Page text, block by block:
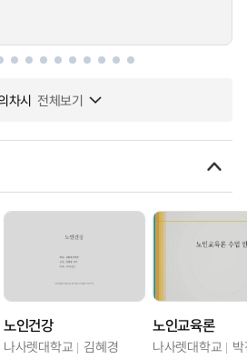
차시 전체보기
노인건강
나사렛대학교 김혜경
노인교육론
나사렛대학교